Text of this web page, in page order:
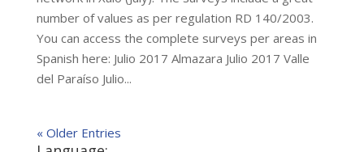
number of values as per regulation RD 140/2003.
You can access the complete surveys per areas in
Spanish here: Julio 2017 Almazara Julio 2017 Valle
del Paraíso Julio...
« Older Entries